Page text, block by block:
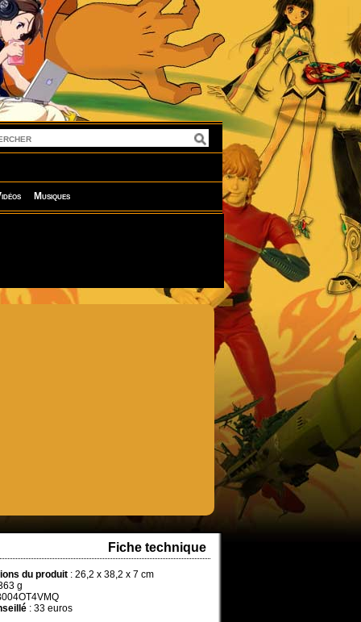
Musiques
Fiche technique
du produit : 26,2 x 38,2 x 7 cm
g
: 33 euros